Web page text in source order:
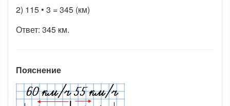
2) 115 • 3 = 345 (км)
Ответ: 345 км.
Пояснение